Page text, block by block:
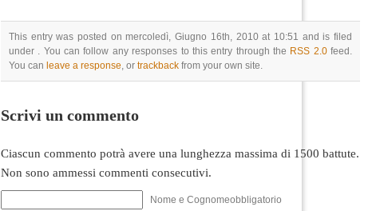
This entry was posted on mercoledì, Giugno 16th, 2010 at 10:51 and is filed
under . You can follow any responses to this entry through the RSS 2.0feed.
You can leave a response, or trackback from your own site.
Scrivi un commento
Ciascun commento potrà avere una lunghezza massima di 1500 battute.
Non sono ammessi commenti consecutivi.
Nome e Cognomeobbligatorio